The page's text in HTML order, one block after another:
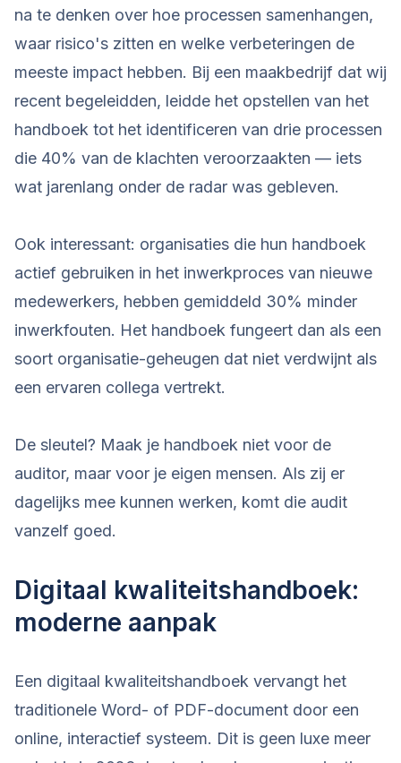
na te denken over hoe processen samenhangen,
waar risico's zitten en welke verbeteringen de
meeste impact hebben. Bij een maakbedrijf dat wij
recent begeleidden, leidde het opstellen van het
handboek tot het identificeren van drie processen
die 40% van de klachten veroorzaakten — iets
wat jarenlang onder de radar was gebleven.
Ook interessant: organisaties die hun handboek
actief gebruiken in het inwerkproces van nieuwe
medewerkers, hebben gemiddeld 30% minder
inwerkfouten. Het handboek fungeert dan als een
soort organisatie-geheugen dat niet verdwijnt als
een ervaren collega vertrekt.
De sleutel? Maak je handboek niet voor de
auditor, maar voor je eigen mensen. Als zij er
dagelijks mee kunnen werken, komt die audit
vanzelf goed.
Digitaal kwaliteitshandboek:
moderne aanpak
Een digitaal kwaliteitshandboek vervangt het
traditionele Word- of PDF-document door een
online, interactief systeem. Dit is geen luxe meer